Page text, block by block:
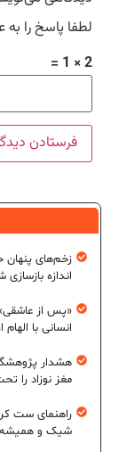
لطفا پاسخ را به
2 × 1 =
زخم‌های پنهان
اندازه
«پس از
انسانی با
هشدار
مغز نوزاد را
شیک و